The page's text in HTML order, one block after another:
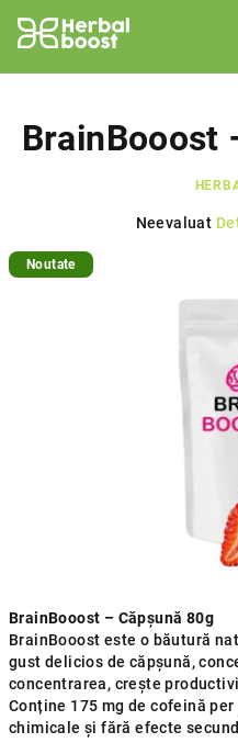
conținut
BrainBooost – Căpșună 80g
BrainBooost este o băutură
gust delicios de căpșună,
concentrarea, crește
Conține 175 mg de cofeină
chimicale și fără efecte
BrainBooost
Evaluarea
Neevaluat
Noutate